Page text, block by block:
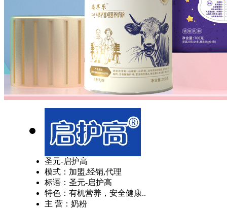
圣元-启护高
模式：加盟,经销,代理
标语：圣元-启护高
特色：有机营养，安全健康..
主 营：奶粉